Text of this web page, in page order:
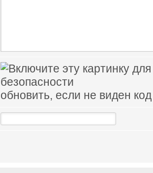
обновить, если не виден код